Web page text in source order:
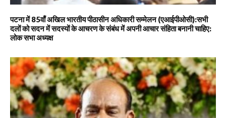
पटना में 85वाँ अखिल भारतीय पीठासीन अधिकारी सम्मेलन (एआईपीओसी):सभी
दलों को सदन में सदस्यों के आचरण के संबंध में अपनी आचार संहिता बनानी चाहिए:
लोक सभा अध्यक्ष